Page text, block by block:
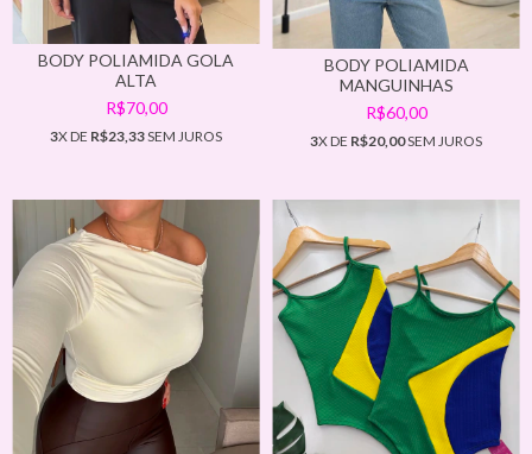
BODY POLIAMIDA GOLA
ALTA
R$70,00
3X DE R$23,33SEM JUROS
BODY POLIAMIDA
MANGUINHAS
R$60,00
3X DE R$20,00SEM JUROS